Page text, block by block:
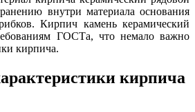
внутри материала основания
Кирпич камень керамический
ГОСТа, что немало важно
кирпича.
кирпича